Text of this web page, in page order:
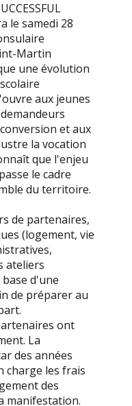
le samedi 28
Martin
une évolution
aux jeunes
et aux
la vocation
que l'enjeu
le cadre
du territoire.
de partenaires,
(logement, vie
ateliers
d'une
de préparer au
ont
La
des années
charge les frais
des
manifestation.